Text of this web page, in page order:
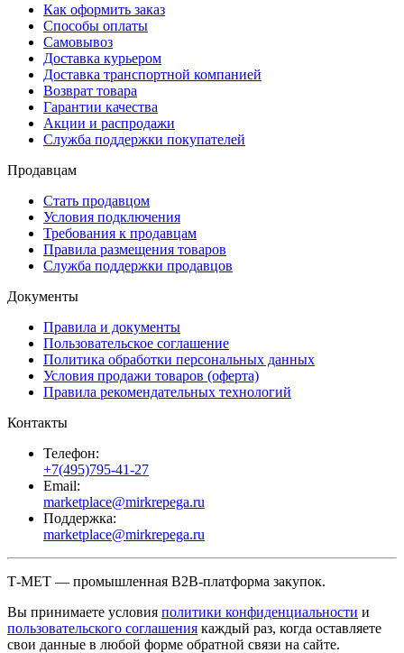
Как оформить заказ
Способы оплаты
Самовывоз
Доставка курьером
Доставка транспортной компанией
Возврат товара
Гарантии качества
Акции и распродажи
Служба поддержки покупателей
Продавцам
Стать продавцом
Условия подключения
Требования к продавцам
Правила размещения товаров
Служба поддержки продавцов
Документы
Правила и документы
Пользовательское соглашение
Политика обработки персональных данных
Условия продажи товаров (оферта)
Правила рекомендательных технологий
Контакты
Телефон:
+7(495)795-41-27
Email:
marketplace@mirkrepega.ru
Поддержка:
marketplace@mirkrepega.ru
Т-МЕТ — промышленная B2B-платформа закупок.
Вы принимаете условия политики конфиденциальности и
пользовательского соглашения каждый раз, когда оставляете
свои данные в любой форме обратной связи на сайте.